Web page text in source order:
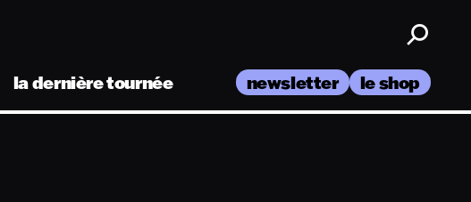
la dernière tournée newsletter le shop